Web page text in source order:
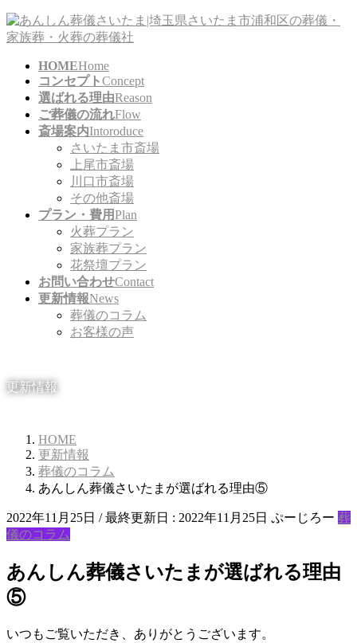
コ
ン
ナ
ビ
HOMEHome
コンセプトConcept
選ばれる理由Reason
ご葬儀の流れFlow
斎場案内Intoroduce
さいたま市斎場
上尾市斎場
川口市斎場
その他斎場
プラン・費用Plan
火葬プラン
家族葬プラン
花祭壇プラン
お問い合わせContact
更新情報News
葬儀のコラム
お客様の声
更新情報
HOME
更新情報
葬儀のコラム
あんしん葬儀さいたまが選ばれる理由⑤
2022年11月25日 / 最終更新日 : 2022年11月25日 ぷーじろー 葬
儀のコラム
あんしん葬儀さいたまが選ばれる理由
⑤
いつもご覧いただき、ありがとうございます。